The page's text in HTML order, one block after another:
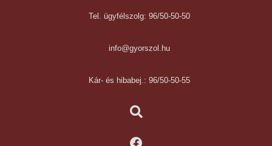
Tel. ügyfélszolg: 96/50-50-50
info@gyorszol.hu
Kár- és hibabej.: 96/50-50-55